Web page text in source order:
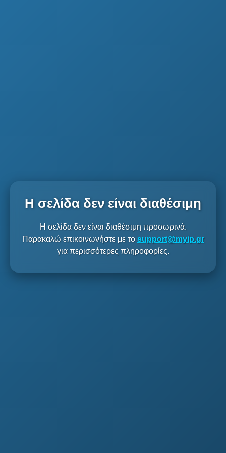
Η σελίδα δεν είναι διαθέσιμη
Η σελίδα δεν είναι διαθέσιμη προσωρινά.
Παρακαλώ επικοινωνήστε με το support@myip.gr
για περισσότερες πληροφορίες.